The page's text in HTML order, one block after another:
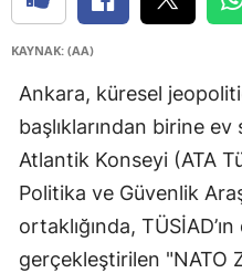
KAYNAK: (AA)
Ankara, küresel
başlıklarından birine
Atlantik Konseyi (ATA
Politika ve Güvenlik
ortaklığında,
gerçekleştirilen "NATO